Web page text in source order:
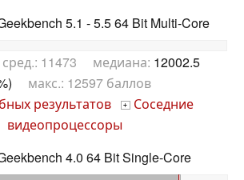
5.1 - 5.5 64 Bit Multi-Core
11473 медиана: 12002.5
макс.: 12597 баллов
результатов + Соседние
видеопроцессоры
4.0 64 Bit Single-Core